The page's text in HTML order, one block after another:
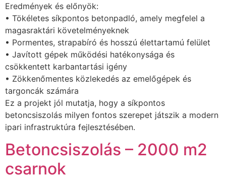
Eredmények és előnyök:
• Tökéletes síkpontos betonpadló, amely megfelel a
magasraktári követelményeknek
• Pormentes, strapabíró és hosszú élettartamú felület
• Javított gépek működési hatékonysága és
csökkentett karbantartási igény
• Zökkenőmentes közlekedés az emelőgépek és
targoncák számára
Ez a projekt jól mutatja, hogy a síkpontos
betoncsiszolás milyen fontos szerepet játszik a modern
ipari infrastruktúra fejlesztésében.
Betoncsiszolás – 2000 m2
csarnok